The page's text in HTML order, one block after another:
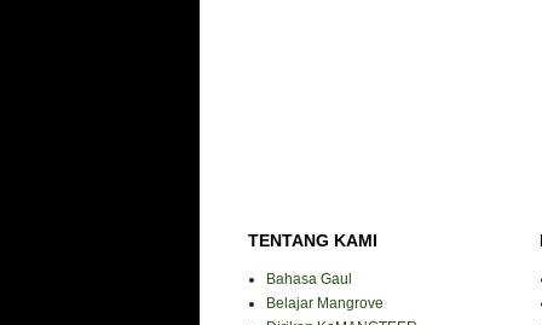
TENTANG KAMI
Bahasa Gaul
Belajar Mangrove